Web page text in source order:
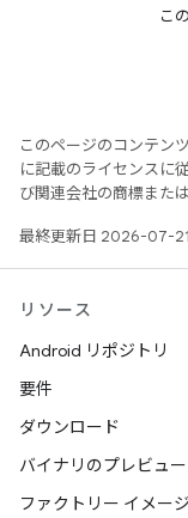
こ
このページのコンテン
に記載のライセンスに
び関連会社の商標また
最終更新日 2026-07-21
リソース
Android リポジトリ
要件
ダウンロード
バイナリのプレビュー
ファクトリー イメージ